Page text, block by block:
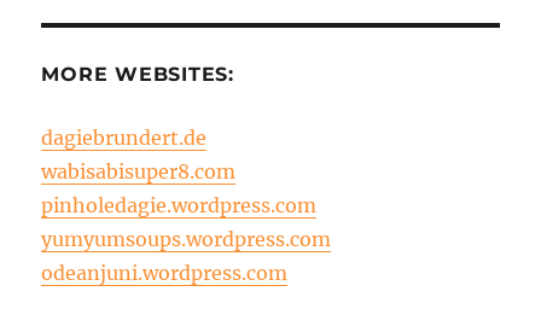
MORE WEBSITES:
dagiebrundert.de
wabisabisuper8.com
pinholedagie.wordpress.com
yumyumsoups.wordpress.com
odeanjuni.wordpress.com